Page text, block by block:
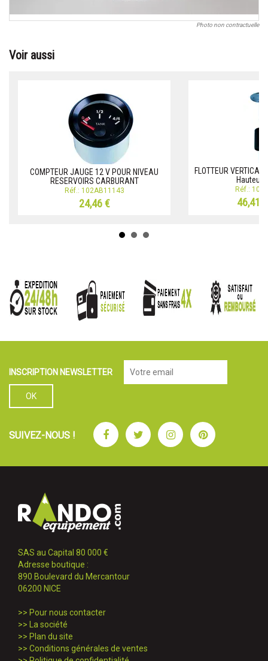
Photo non contractuelle
Voir aussi
COMPTEUR JAUGE 12 V POUR NIVEAU
RESERVOIRS CARBURANT
Réf.: 102AB11143
24,46 €
FLOTTEUR
Hauteur
Réf.:
46,41
INSCRIPTION NEWSLETTER
SUIVEZ-NOUS ! FacebookTwitterInstagramPinterest
SAS au Capital 80 000 €
Adresse boutique :
890 Boulevard du Mercantour
06200 NICE
>> Pour nous contacter
>>
La société
>> Plan du site
>> Conditions générales de ventes